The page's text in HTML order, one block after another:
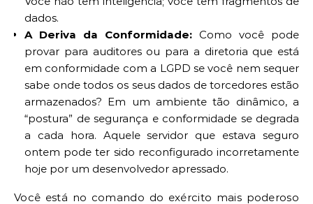
dados.
A Deriva da Conformidade: Como você pode
provar para auditores ou para a diretoria que está
em conformidade com a LGPD se você nem sequer
sabe onde todos os seus dados de torcedores estão
armazenados? Em um ambiente tão dinâmico, a
“postura” de segurança e conformidade se degrada
a cada hora. Aquele servidor que estava seguro
ontem pode ter sido reconfigurado incorretamente
hoje por um desenvolvedor apressado.
Você está no comando do exército mais poderoso